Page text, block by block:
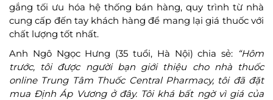
gắng tối ưu hóa hệ thống bán hàng, quy trình từ nhà
cung cấp đến tay khách hàng để mang lại giá thuốc với
chất lượng tốt nhất.
Anh Ngô Ngọc Hưng (35 tuổi, Hà Nội) chia sẻ: “Hôm
trước, tôi được người bạn giới thiệu cho nhà thuốc
online Trung Tâm Thuốc Central Pharmacy, tôi đã đặt
mua Định Áp Vương ở đây. Tôi khá bất ngờ vì giá của